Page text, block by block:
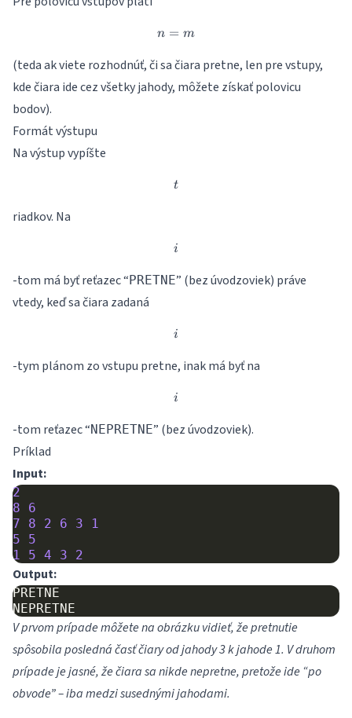
n = m
n = m
(teda ak viete rozhodnúť, či sa čiara pretne, len pre vstupy,
kde čiara ide cez všetky jahody, môžete získať polovicu
bodov).
Formát výstupu
Na výstup vypíšte
t
t
riadkov. Na
i
i
-tom má byť reťazec “PRETNE” (bez úvodzoviek) práve
vtedy, keď sa čiara zadaná
i
i
-tym plánom zo vstupu pretne, inak má byť na
i
i
-tom reťazec “NEPRETNE” (bez úvodzoviek).
Príklad
Input:
2
8
6
7
8 2 6 3
1
5
5
1
5 4 3 2
Output:
PRETNE
V prvom prípade môžete na obrázku vidieť, že pretnutie
spôsobila posledná časť čiary od jahody 3 k jahode 1. V druhom
prípade je jasné, že čiara sa nikde nepretne, pretože ide “po
obvode” – iba medzi susednými jahodami.